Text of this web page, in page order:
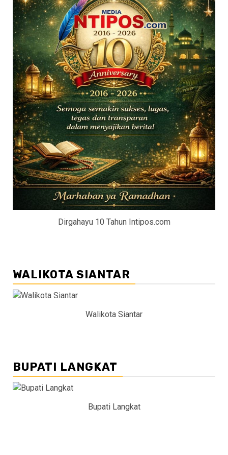
Dirgahayu 10 Tahun Intipos.com
WALIKOTA SIANTAR
Walikota Siantar
BUPATI LANGKAT
Bupati Langkat